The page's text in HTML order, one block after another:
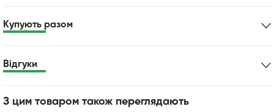
Купують разом
Відгуки
З цим товаром також переглядають